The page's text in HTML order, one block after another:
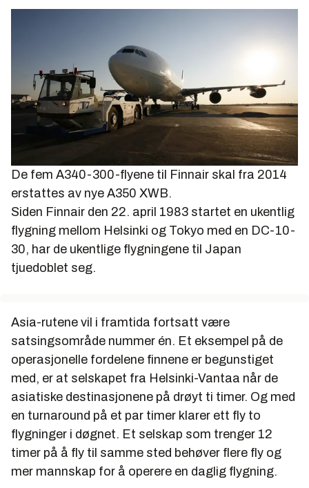
De fem A340-300-flyene til Finnair skal fra 2014
erstattes av nye A350 XWB.
Siden Finnair den 22. april 1983 startet en ukentlig
flygning mellom Helsinki og Tokyo med en DC-10-
30, har de ukentlige flygningene til Japan
tjuedoblet seg.
Asia-rutene vil i framtida fortsatt være
satsingsområde nummer én. Et eksempel på de
operasjonelle fordelene finnene er begunstiget
med, er at selskapet fra Helsinki-Vantaa når de
asiatiske destinasjonene på drøyt ti timer. Og med
en turnaround på et par timer klarer ett fly to
flygninger i døgnet. Et selskap som trenger 12
timer på å fly til samme sted behøver flere fly og
mer mannskap for å operere en daglig flygning.